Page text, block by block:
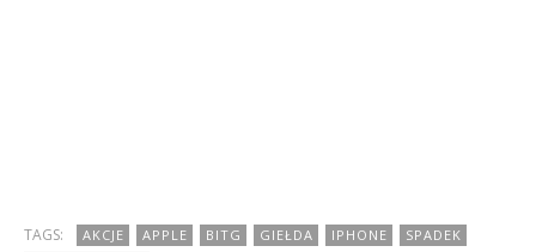
TAGS: AKCJE APPLE BITG GIEŁDA IPHONE
SPADEK